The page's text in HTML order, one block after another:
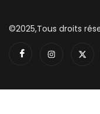
©2025,Tous droits